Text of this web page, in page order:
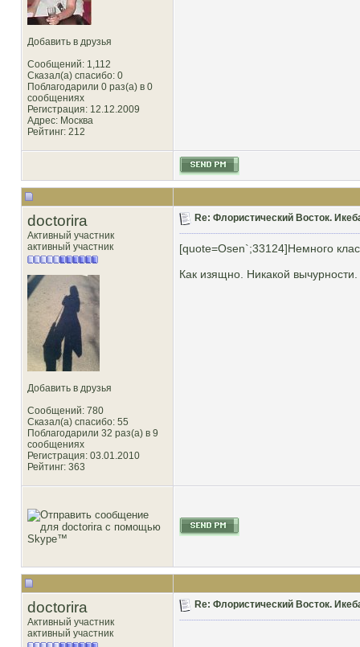
Добавить в друзья
Сообщений: 1,112
Сказал(а) спасибо: 0
Поблагодарили 0 раз(а) в 0
сообщениях
Регистрация: 12.12.2009
Адрес: Москва
Рейтинг: 212
doctorira
Активный участник
активный участник
Добавить в друзья
Сообщений: 780
Сказал(а) спасибо: 55
Поблагодарили 32 раз(а) в 9
сообщениях
Регистрация: 03.01.2010
Рейтинг: 363
Re: Флористический Восток.
[quote=Osen`;33124]Немного
Как изящно. Никакой
doctorira
Активный участник
активный участник
Re: Флористический Восток.